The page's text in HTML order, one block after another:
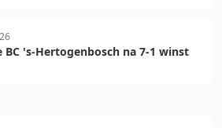
BC 's-Hertogenbosch na 7-1 winst